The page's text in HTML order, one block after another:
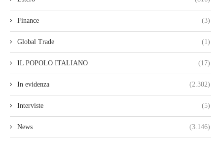
Finance (3)
Global Trade (1)
IL POPOLO ITALIANO (17)
In evidenza (2.302)
Interviste (5)
News (3.146)